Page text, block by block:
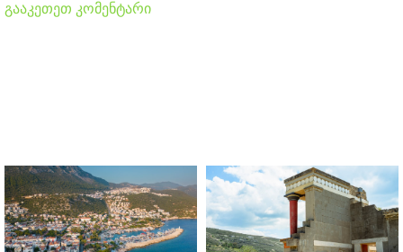
გააკეთეთ კომენტარი